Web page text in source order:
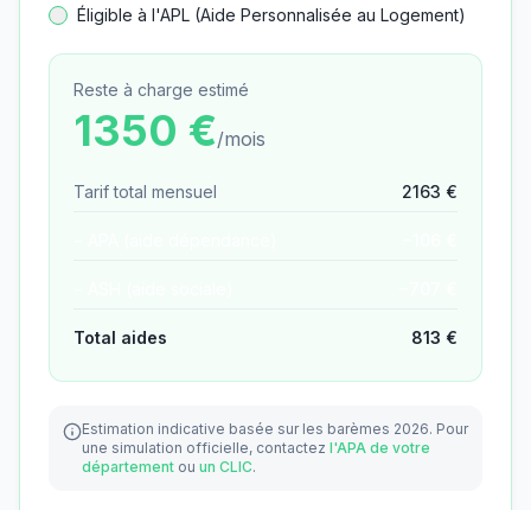
Éligible à l'APL (Aide Personnalisée au Logement)
Reste à charge estimé
1350 €/mois
Tarif total mensuel 2163 €
Total aides 813 €
Estimation indicative basée sur les barèmes 2026. Pour
une simulation officielle, contactez l'APA de votre
département ou un CLIC.